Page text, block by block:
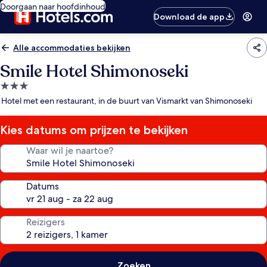
Doorgaan naar hoofdinhoud
Download de app
Alle accommodaties bekijken
Smile Hotel Shimonoseki
3.0-
sterrenaccommodatie
Hotel met een restaurant, in de buurt van Vismarkt van Shimonoseki
Kies datums om prijzen te bekijken
Waar wil je naartoe?
Datums
Reizigers